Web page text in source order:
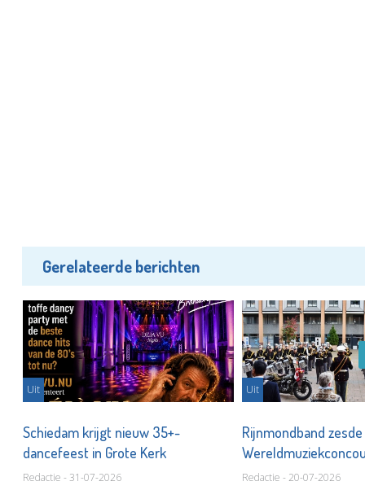
Gerelateerde berichten
Uit
Schiedam krijgt nieuw 35+-
dancefeest in Grote Kerk
Redactie - 31-07-2026
Uit
Rijnmondband
Redactie - 20-07-2026